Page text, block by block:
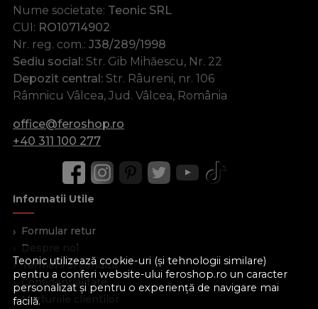
Teonic utilizează cookie-uri (și tehnologii similare)
pentru a conferi website-ului feroshop.ro un caracter
personalizat și pentru o experiență de navigare mai
facilă.
Nume societate: Teonic SRL
CUI: RO10714902
Nr. reg. com.: J38/289/1998
Sediu social: Str. Gib Mihăescu, Nr. 22
Depozit central: Str. Râureni, nr. 106
Râmnicu Vâlcea, Jud. Vâlcea, România
office@feroshop.ro
+40 311 100 277
Informatii Utile
Formular retur
Despre noi
Termeni si conditii
Confidentialitate
Marturiile clientilor